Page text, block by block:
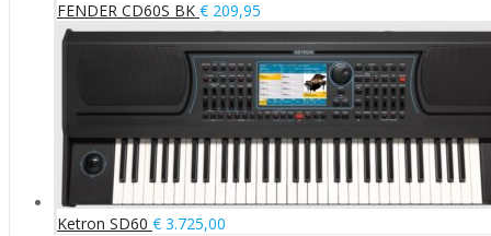
FENDER CD60S BK € 209,95
Ketron SD60 € 3.725,00